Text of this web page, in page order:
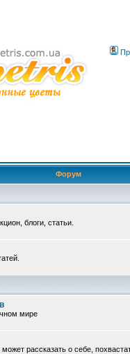
Форум
блоги, статьи.
мире
рассказать о себе,